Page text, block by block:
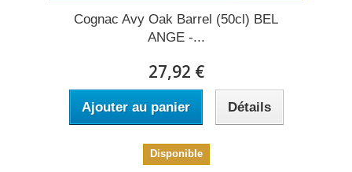
Cognac Avy Oak Barrel (50cl) BEL
ANGE -...
27,92 €
Ajouter au panier Détails
Disponible